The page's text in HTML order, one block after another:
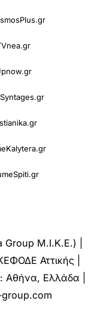
Group Μ.Ι.Κ.Ε.) |
Αττικής |
Ελλάδα |